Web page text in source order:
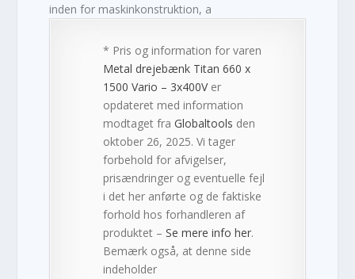
inden for maskinkonstruktion, a
* Pris og information for varen
Metal drejebænk Titan 660 x
1500 Vario – 3x400Ver
opdateret med information
modtaget fraGlobaltools den
oktober 26, 2025. Vi tager
forbehold for afvigelser,
prisændringer og eventuelle fejl
i det her anførte og de faktiske
forhold hos forhandleren af
produktet –Se mere info her.
Bemærk også, at denne side
indeholder